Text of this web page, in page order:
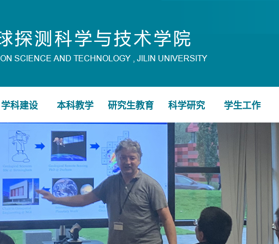
学科建设 本科教学 研究生教育 科学研究 学生工作